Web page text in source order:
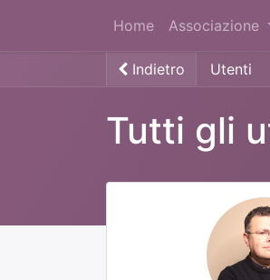
Home Associazione
Indietro Utenti
Tutti gli